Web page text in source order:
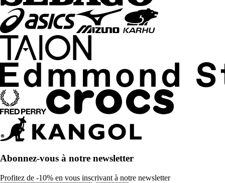
Abonnez-vous à notre newsletter
Profitez de -10% en vous inscrivant à notre newsletter